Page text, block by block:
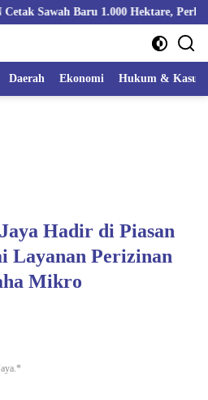
Sawah Baru 1.000 Hektare, Perkuat
Daerah Ekonomi Hukum & Kasus
Hadir di Piasan
Layanan Perizinan
Mikro